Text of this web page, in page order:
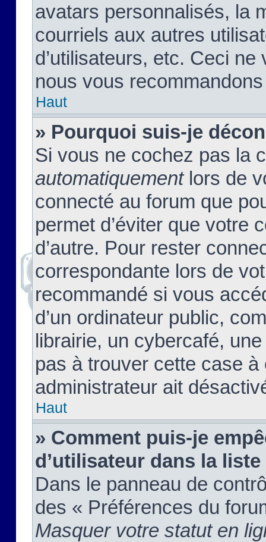
avatars personnalisés, la
courriels aux autres
d’utilisateurs, etc. Ceci
nous vous
Haut
» Pourquoi suis-je
Si vous ne cochez pas la
automatiquementlors de
connecté au forum que
permet d’éviter que votre
d’autre. Pour rester
correspondante lors de
recommandé si vous
d’un ordinateur public,
librairie, un cybercafé,
pas à trouver cette case à
administrateur ait
Haut
» Comment puis-je
d’utilisateur dans la
Dans le panneau de
des « Préférences du
Masquer votre statut en